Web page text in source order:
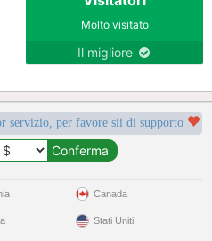
Molto visitato
Il migliore
servizio, per favore sii di supporto
Canada
Stati Uniti